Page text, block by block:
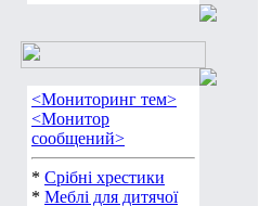
<Мониторинг тем>
<Монитор
сообщений>
* Срібні хрестики
* Меблі для дитячої